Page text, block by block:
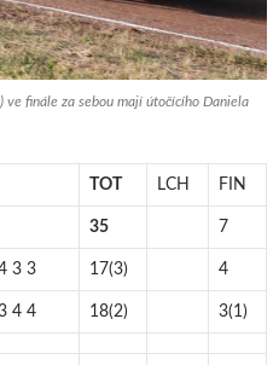
ve finále za sebou mají útočícího Daniela
TOT LCH FIN
35 7
3 3 17(3) 4
4 4 18(2) 3(1)